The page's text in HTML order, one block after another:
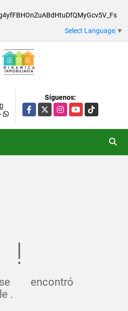
Select Language ▼
-
Síguenos:
Facebook
X InstagramYouTubeTikTok
encontró
.